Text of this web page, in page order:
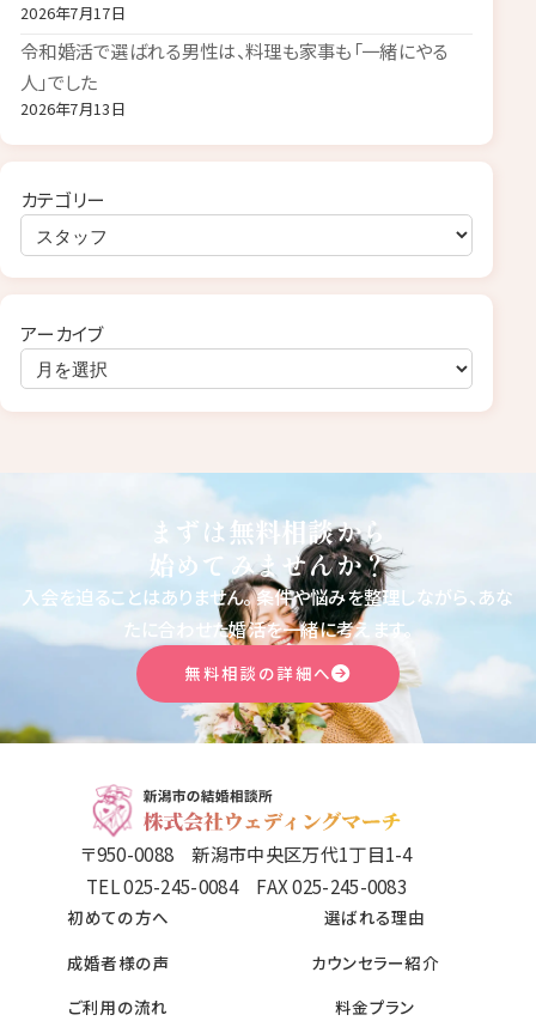
2026年7月17日
令和婚活で選ばれる男性は、料理も家事も「一緒にやる
人」でした
2026年7月13日
カテゴリー
アーカイブ
まずは無料相談から
始めてみませんか？
入会を迫ることはありません。条件や悩みを整理しながら、あな
たに合わせた婚活を一緒に考えます。
無料相談の詳細へ
〒950-0088 新潟市中央区万代1丁目1-4
TEL 025-245-0084 FAX 025-245-0083
初めての方へ
選ばれる理由
成婚者様の声
カウンセラー紹介
ご利用の流れ
料金プラン